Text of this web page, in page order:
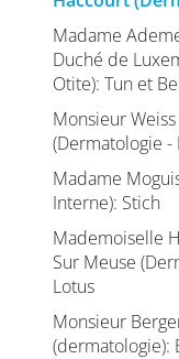
Madame
Duché de
Otite): Tun et
Monsieur
(Dermatologie -
Madame
Interne): Stich
Mademoiselle
Sur Meuse
Lotus
Monsieur
(dermatologie):